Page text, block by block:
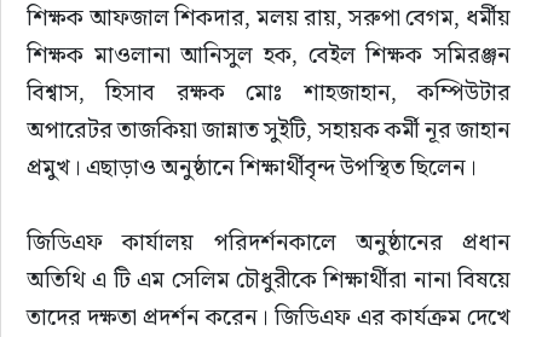
শিক্ষক আফজাল শিকদার, মলয় রায়, সরুপা বেগম, ধর্মীয়
শিক্ষক মাওলানা আনিসুল হক, বেইল শিক্ষক সমিরঞ্জন
বিশ্বাস, হিসাব রক্ষক মোঃ শাহজাহান, কম্পিউটার
অপারেটর তাজকিয়া জান্নাত সুইটি, সহায়ক কর্মী নূর জাহান
প্রমুখ। এছাড়াও অনুষ্ঠানে শিক্ষার্থীবৃন্দ উপস্থিত ছিলেন।
জিডিএফ কার্যালয় পরিদর্শনকালে অনুষ্ঠানের প্রধান
অতিথি এ টি এম সেলিম চৌধুরীকে শিক্ষার্থীরা নানা বিষয়ে
তাদের দক্ষতা প্রদর্শন করেন। জিডিএফ এর কার্যক্রম দেখে